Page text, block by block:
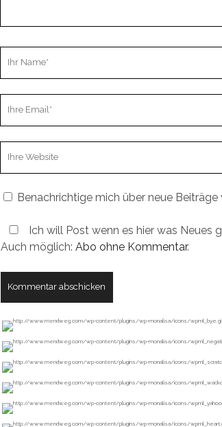
Benachrichtige mich über neue Beiträge
Ich will Post wenn es hier was Neues
Auch möglich: Abo ohne Kommentar.